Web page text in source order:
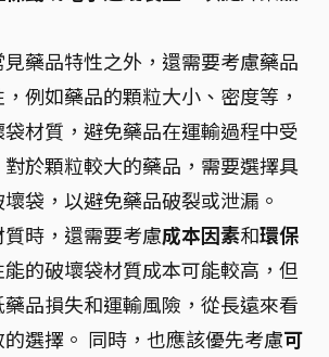
藥品特性之外，還需要考慮藥品
例如藥品的顆粒大小、密度等，
材質，避免藥品在運輸過程中受
於顆粒較大的藥品，需要選擇具
壞袋，以避免藥品破裂或泄漏。
時，還需要考慮成本因素和環保
能的破壞袋材質成本可能較高，但
品損失和運輸風險，從長遠來看
選擇。 同時，也應該優先考慮可